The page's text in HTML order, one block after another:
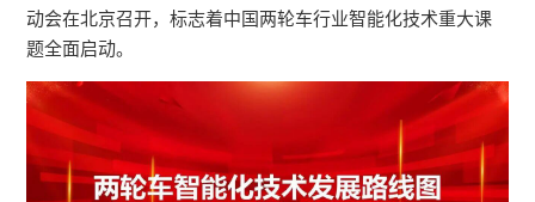
动会在北京召开，标志着中国两轮车行业智能化技术重大课
题全面启动。